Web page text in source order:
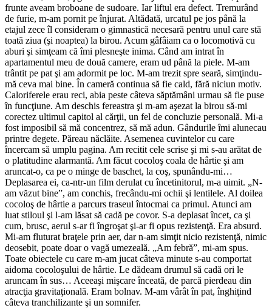
frunte aveam broboane de sudoare. Iar liftul era defect. Tremurând
de furie, m-am pornit pe înjurat. Altădată, urcatul pe jos până la
etajul zece îl consideram o gimnastică necesară pentru unul care stă
toată ziua (şi noaptea) la birou. Acum gâfâiam ca o locomotivă cu
aburi şi simţeam că îmi plesneşte inima. Când am intrat în
apartamentul meu de două camere, eram ud până la piele. M-am
trântit pe pat şi am adormit pe loc. M-am trezit spre seară, simţindu-
mă ceva mai bine. În cameră continua să fie cald, fără niciun motiv.
Caloriferele erau reci, abia peste câteva săptămâni urmau să fie puse
în funcţiune. Am deschis fereastra şi m-am aşezat la birou să-mi
corectez ultimul capitol al cărţii, un fel de concluzie personală. Mi-a
fost imposibil să mă concentrez, să mă adun. Gândurile îmi alunecau
printre degete. Păreau năclăite. Asemenea cuvintelor cu care
încercam să umplu pagina. Am recitit cele scrise şi mi s-au arătat de
o platitudine alarmantă. Am făcut cocoloş coala de hârtie şi am
aruncat-o, ca pe o minge de baschet, la coş, spunându-mi…
Deplasarea ei, ca-ntr-un film derulat cu încetinitorul, m-a uimit. „N-
am văzut bine”, am conchis, frecându-mi ochii şi lentilele. Al doilea
cocoloş de hârtie a parcurs traseul întocmai ca primul. Atunci am
luat stiloul şi l-am lăsat să cadă pe covor. S-a deplasat încet, ca şi
cum, brusc, aerul s-ar fi îngroşat şi-ar fi opus rezistenţă. Era absurd.
Mi-am fluturat braţele prin aer, dar n-am simţit nicio rezistenţă, nimic
deosebit, poate doar o vagă umezeală. „Am febră”, mi-am spus.
Toate obiectele cu care m-am jucat câteva minute s-au com­portat
aidoma cocoloşului de hârtie. Le dădeam drumul să cadă ori le
aruncam în sus… Aceeaşi mişcare înceată, de parcă pierdeau din
atracţia gravitaţională. Eram bolnav. M-am vârât în pat, înghiţind
câteva tranchilizante şi un somnifer.